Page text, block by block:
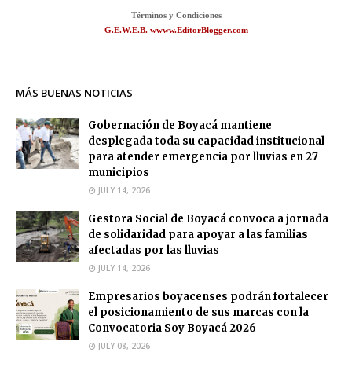
Términos y Condiciones
G.E.W.E.B. wwww.EditorBlogger.com
MÁS BUENAS NOTICIAS
Gobernación de Boyacá mantiene
desplegada toda su capacidad institucional
para atender emergencia por lluvias en 27
municipios
JULY 14, 2026
Gestora Social de Boyacá convoca a jornada
de solidaridad para apoyar a las familias
afectadas por las lluvias
JULY 14, 2026
Empresarios boyacenses podrán fortalecer
el posicionamiento de sus marcas con la
Convocatoria Soy Boyacá 2026
JULY 08, 2026